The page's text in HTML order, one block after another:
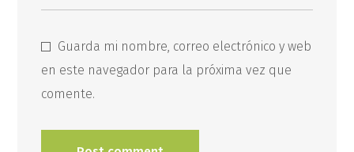
Guarda mi nombre, correo electrónico y web
en este navegador para la próxima vez que
comente.